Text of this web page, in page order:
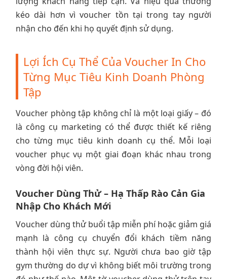
kéo dài hơn vì voucher tồn tại trong tay người
nhận cho đến khi họ quyết định sử dụng.
Lợi Ích Cụ Thể Của Voucher In Cho
Từng Mục Tiêu Kinh Doanh Phòng
Tập
Voucher phòng tập không chỉ là một loại giấy – đó
là công cụ marketing có thể được thiết kế riêng
cho từng mục tiêu kinh doanh cụ thể. Mỗi loại
voucher phục vụ một giai đoạn khác nhau trong
vòng đời hội viên.
Voucher Dùng Thử – Hạ Thấp Rào Cản Gia
Nhập Cho Khách Mới
Voucher dùng thử buổi tập miễn phí hoặc giảm giá
mạnh là công cụ chuyển đổi khách tiềm năng
thành hội viên thực sự. Người chưa bao giờ tập
gym thường do dự vì không biết môi trường trong